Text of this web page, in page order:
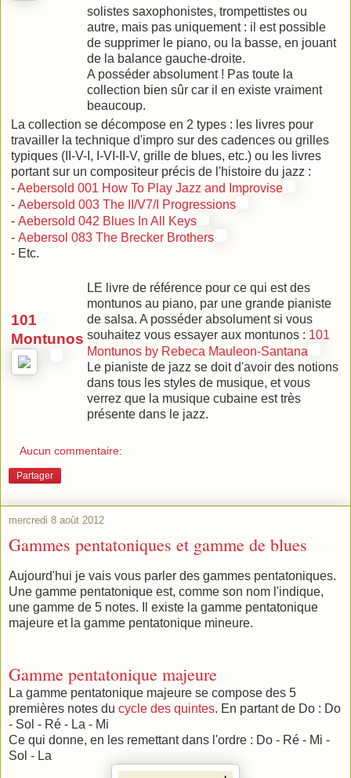
solistes saxophonistes, trompettistes ou
autre, mais pas uniquement : il est possible
de supprimer le piano, ou la basse, en jouant
de la balance gauche-droite.
A posséder absolument ! Pas toute la
collection bien sûr car il en existe vraiment
beaucoup.
La collection se décompose en 2 types : les livres pour
travailler la technique d'impro sur des cadences ou grilles
typiques (II-V-I, I-VI-II-V, grille de blues, etc.) ou les livres
portant sur un compositeur précis de l'histoire du jazz :
-Aebersold 001 How To Play Jazz and Improvise
- Aebersold 003 The II/V7/I Progressions
- Aebersold 042 Blues In All Keys
- Aebersol 083 The Brecker Brothers
- Etc.
101
Montunos
LE livre de référence pour ce qui est des
montunos au piano, par une grande pianiste
de salsa. A posséder absolument si vous
souhaitez vous essayer aux montunos : 101
Montunos by Rebeca Mauleon-Santana
Le pianiste de jazz se doit d'avoir des notions
dans tous les styles de musique, et vous
verrez que la musique cubaine est très
présente dans le jazz.
Aucun commentaire:
Partager
mercredi 8 août 2012
Gammes pentatoniques et gamme de blues
Aujourd'hui je vais vous parler des gammes pentatoniques.
Une gamme pentatonique est, comme son nom l'indique,
une gamme de 5 notes. Il existe la gamme pentatonique
majeure et la gamme pentatonique mineure.
Gamme pentatonique majeure
La gamme pentatonique majeure se compose des 5
premières notes du cycle des quintes. En partant de Do : Do
- Sol - Ré - La - Mi
Ce qui donne, en les remettant dans l'ordre : Do - Ré - Mi -
Sol - La